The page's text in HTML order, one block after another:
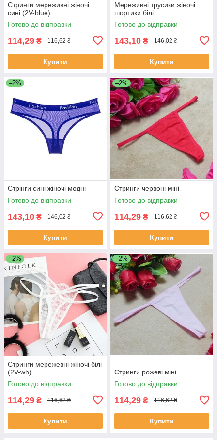
Стринги мереживні жіночі
сині (2V-blue)
Готово до відправки
114,29 ₴ 116,62 ₴
Купити
Мереживні трусики жіночі
шортики білі
Готово до відправки
143,10 ₴ 146,02 ₴
Купити
–2%
Стрінги сині жіночі модні
Готово до відправки
143,10 ₴ 146,02 ₴
Купити
–2%
Стринги червоні міні
Готово до відправки
114,29 ₴ 116,62 ₴
Купити
–2%
Стринги мережевні жіночі білі
(2V-wh)
Готово до відправки
114,29 ₴ 116,62 ₴
Купити
–2%
Стринги рожеві міні
Готово до відправки
114,29 ₴ 116,62 ₴
Купити